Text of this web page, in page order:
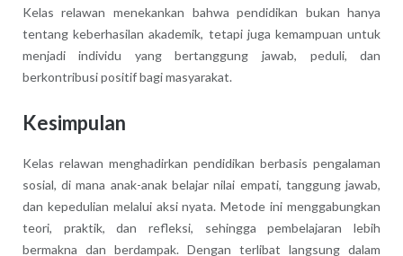
Kelas relawan menekankan bahwa pendidikan bukan hanya
tentang keberhasilan akademik, tetapi juga kemampuan untuk
menjadi individu yang bertanggung jawab, peduli, dan
berkontribusi positif bagi masyarakat.
Kesimpulan
Kelas relawan menghadirkan pendidikan berbasis pengalaman
sosial, di mana anak-anak belajar nilai empati, tanggung jawab,
dan kepedulian melalui aksi nyata. Metode ini menggabungkan
teori, praktik, dan refleksi, sehingga pembelajaran lebih
bermakna dan berdampak. Dengan terlibat langsung dalam